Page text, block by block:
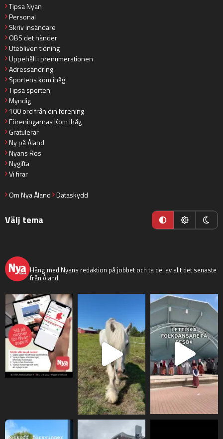
Tipsa Nyan
Personal
Skriv insändare
OBS det händer
Utebliven tidning
Uppehåll i prenumerationen
Adressändring
Sportens kom ihåg
Tipsa sporten
Myndig
100 ord från din förening
Föreningarnas Kom ihåg
Gratulerar
Ny på Åland
Nyans Ros
Nygifta
Vi firar
Om Nya Åland Dataskydd
Välj tema
Häng med Nyans redaktion på jobbet och ta del av allt det senaste
från Åland!